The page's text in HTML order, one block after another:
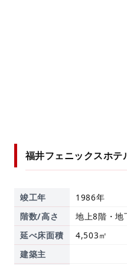
福井フェニックスホテ
竣工年
1986年
階数/高さ
地上8階・地
延べ床面積
4,503㎡
建築主